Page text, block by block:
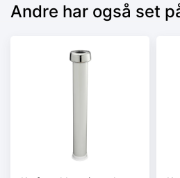
Andre har også set